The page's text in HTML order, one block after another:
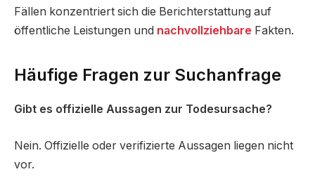
Fällen konzentriert sich die Berichterstattung auf
öffentliche Leistungen und nachvollziehbare Fakten.
Häufige Fragen zur Suchanfrage
Gibt es offizielle Aussagen zur Todesursache?
Nein. Offizielle oder verifizierte Aussagen liegen nicht
vor.